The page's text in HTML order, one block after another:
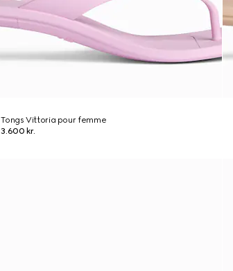
Tongs Vittoria pour femme
3.600 kr.